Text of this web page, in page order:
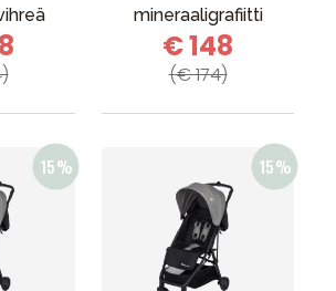
mineraaligrafiitti
€ 148
(€ 174)